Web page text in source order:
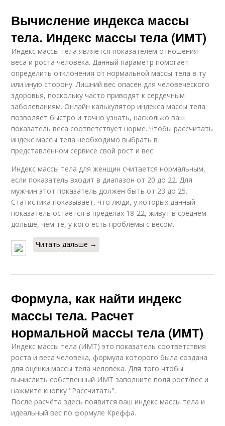
Вычисление индекса массы
тела. Индекс массы тела (ИМТ)
Индекс массы тела является показателем отношения
веса и роста человека. Данный параметр помогает
определить отклонения от нормальной массы тела в ту
или иную сторону. Лишний вес опасен для человеческого
здоровья, поскольку часто приводят к сердечным
заболеваниям. Онлайн калькулятор индекса массы тела
позволяет быстро и точно узнать, насколько ваш
показатель веса соответствует норме. Чтобы рассчитать
индекс массы тела необходимо выбрать в
представленном сервисе свой рост и вес.
Индекс массы тела для женщин считается нормальным,
если показатель входит в диапазон от 20 до 22. Для
мужчин этот показатель должен быть от 23 до 25.
Статистика показывает, что люди, у которых данный
показатель остается в пределах 18-22, живут в среднем
дольше, чем те, у кого есть проблемы с весом.
Читать дальше →
Формула, как найти индекс
массы тела. Расчет
нормальной массы тела (ИМТ)
Индекс массы тела (ИМТ) это показатель соответствия
роста и веса человека, формула которого была создана
для оценки массы тела человека. Для того чтобы
вычислить собственный ИМТ заполните поля рост/вес и
нажмите кнопку "Рассчитать".
После расчёта здесь появится ваш индекс массы тела и
идеальный вес по формуле Креффа.